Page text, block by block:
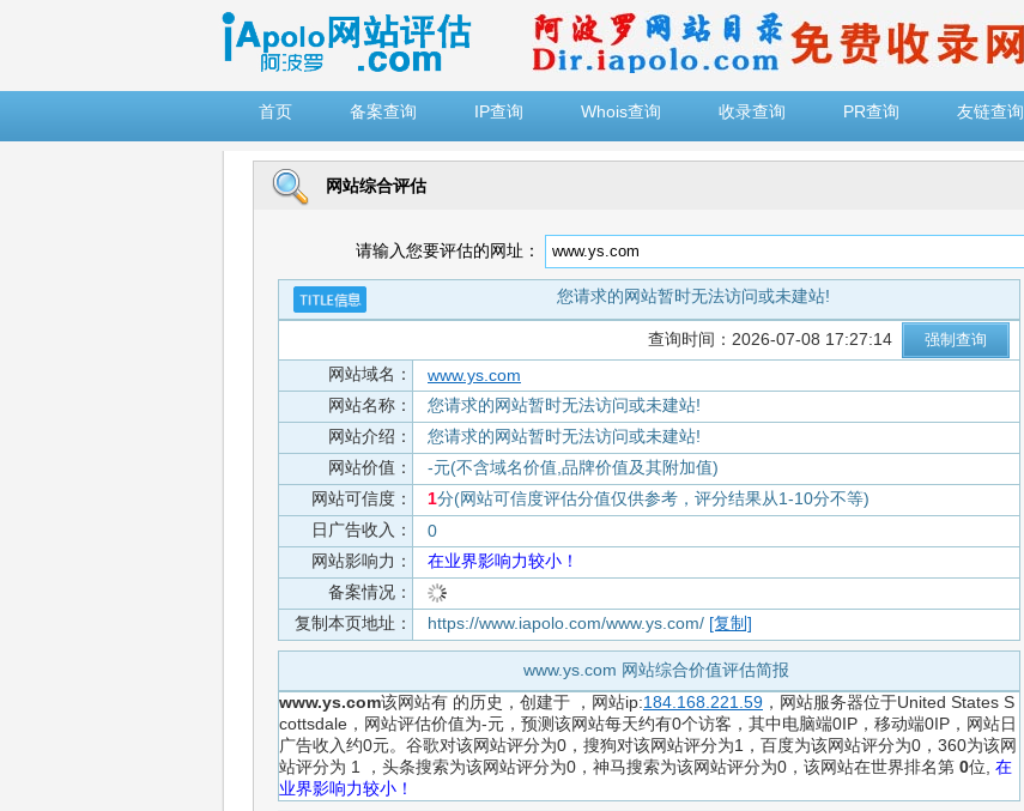
首页
备案查询 IP查询 Whois查询 收录查询 PR查询 友链查询
网站综合评估
请输入您要评估的网址：
您请求的网站暂时无法访问或未建站!
查询时间：2026-07-08 17:27:14
网站域名：
www.ys.com
网站名称：
您请求的网站暂时无法访问或未建站!
网站介绍：
您请求的网站暂时无法访问或未建站!
网站价值：
-元(不含域名价值,品牌价值及其附加值)
网站可信度：
1分(网站可信度评估分值仅供参考，评分结果从1-10分不等)
日广告收入：
0
网站影响力：
在业界影响力较小！
备案情况：
复制本页地址：
https://www.iapolo.com/www.ys.com/ [复制]
www.ys.com 网站综合价值评估简报
www.ys.com该网站有 的历史，创建于 ，网站ip:184.168.221.59 ，网站服务器位于United States S
cottsdale，网站评估价值为-元，预测该网站每天约有0个访客，其中电脑端0IP，移动端0IP，网站日
广告收入约0元。谷歌对该网站评分为0，搜狗对该网站评分为1，百度为该网站评分为0，360为该网
站评分为 1 ，头条搜索为该网站评分为0，神马搜索为该网站评分为0，该网站在世界排名第 0位, 在
业界影响力较小！